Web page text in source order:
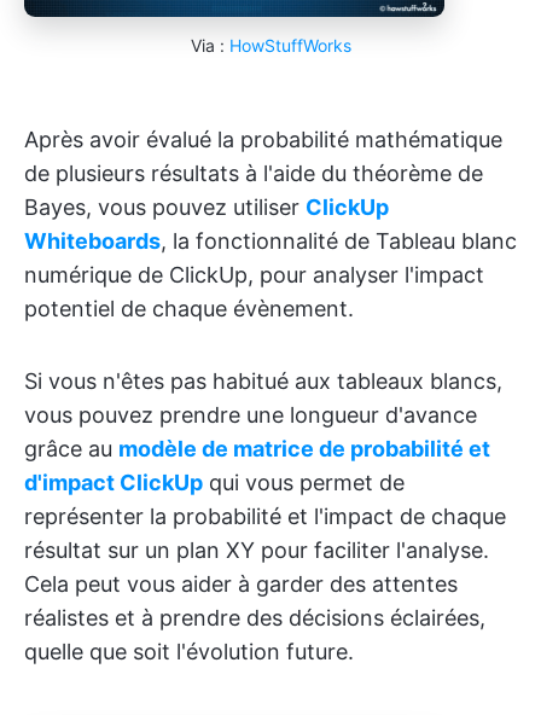
Via : HowStuffWorks
Après avoir évalué la probabilité mathématique
de plusieurs résultats à l'aide du théorème de
Bayes, vous pouvez utiliser ClickUp
Whiteboards, la fonctionnalité de Tableau blanc
numérique de ClickUp, pour analyser l'impact
potentiel de chaque évènement.
Si vous n'êtes pas habitué aux tableaux blancs,
vous pouvez prendre une longueur d'avance
grâce au modèle de matrice de probabilité et
d'impact ClickUp qui vous permet de
représenter la probabilité et l'impact de chaque
résultat sur un plan XY pour faciliter l'analyse.
Cela peut vous aider à garder des attentes
réalistes et à prendre des décisions éclairées,
quelle que soit l'évolution future.